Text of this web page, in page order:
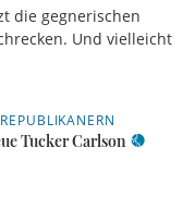
die gegnerischen
Und vielleicht
Tucker Carlson